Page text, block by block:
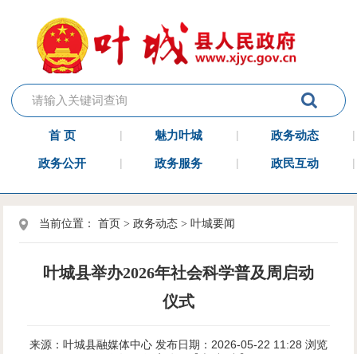
首 页 魅力叶城 政务动态
政务公开 政务服务 政民互动
当前位置：首页 >政务动态 >叶城要闻
叶城县举办2026年社会科学普及周启动
仪式
来源：叶城县融媒体中心 发布日期：2026-05-22 11:28 浏览